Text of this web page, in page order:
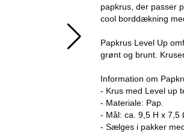
papkrus, der passer
cool borddækning
Papkrus Level Up
grønt og brunt.
Information om
- Krus med Level up
- Materiale: Pap.
- Mål: ca. 9,5 H x 7,5
- Sælges i pakker